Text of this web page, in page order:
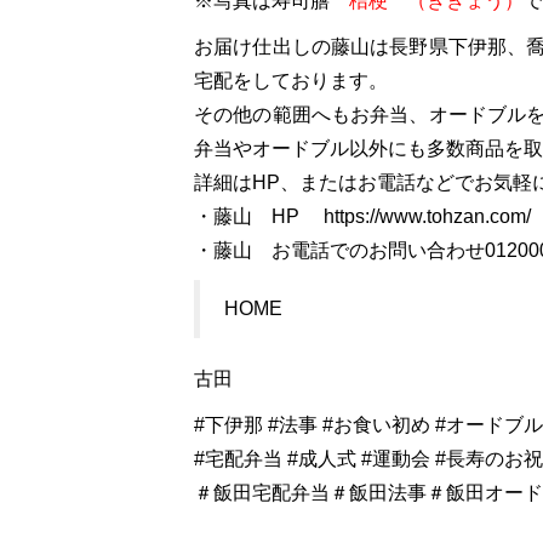
お届け仕出しの藤山は長野県下伊那、
宅配をしております。
その他の範囲へもお弁当、オードブル
弁当やオードブル以外にも多数商品を
詳細はHP、またはお電話などでお気軽
・藤山 HP https://www.tohzan.com/
・藤山 お電話でのお問い合わせ
HOME
古田
#下伊那 #法事 #お食い初め #オードブ
#宅配弁当 #成人式 #運動会 #長寿のお
＃飯田宅配弁当＃飯田法事＃飯田オー